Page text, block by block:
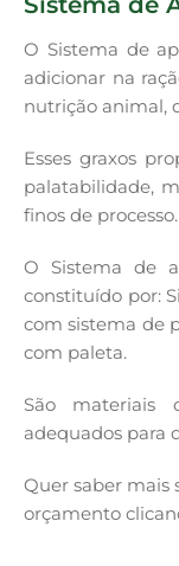
O Sistema de
adicionar na
nutrição animal,
Esses graxos
palatabilidade,
finos de processo.
O Sistema de
constituído por:
com sistema de
com paleta.
São materiais
adequados para
Quer saber mais
orçamento